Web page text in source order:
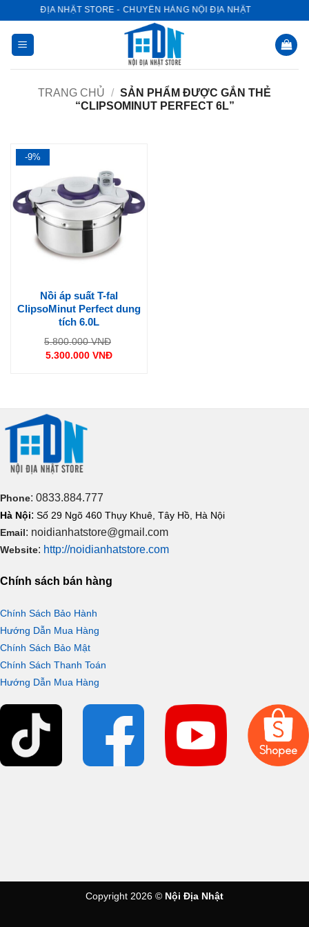
dung
NỘI ĐỊA NHẬT STORE - CHUYÊN HÀNG NỘI ĐỊA NHẬT
TRANG CHỦ / SẢN PHẨM ĐƯỢC GẮN THẺ
“CLIPSOMINUT PERFECT 6L”
-9%
Nồi áp suất T-fal
ClipsoMinut Perfect dung
tích 6.0L
5.800.000VNĐ
5.300.000 VNĐ
Phone: 0833.884.777
Hà Nội: Số 29 Ngõ 460 Thụy Khuê, Tây Hồ, Hà Nội
Email: noidianhatstore@gmail.com
Website: http://noidianhatstore.com
Chính sách bán hàng
Chính Sách Bảo Hành
Hướng Dẫn Mua Hàng
Chính Sách Bảo Mật
Chính Sách Thanh Toán
Hướng Dẫn Mua Hàng
Copyright 2026 © Nội Địa Nhật